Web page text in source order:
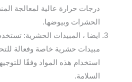
درجات حرارة عالية لمعالجة
الحشرات وبيوضها.
ايضا ، المبيدات الحشرية:
مبيدات حشرية خاصة وفعالة
استخدام هذه المواد وفقًا
السلامة.